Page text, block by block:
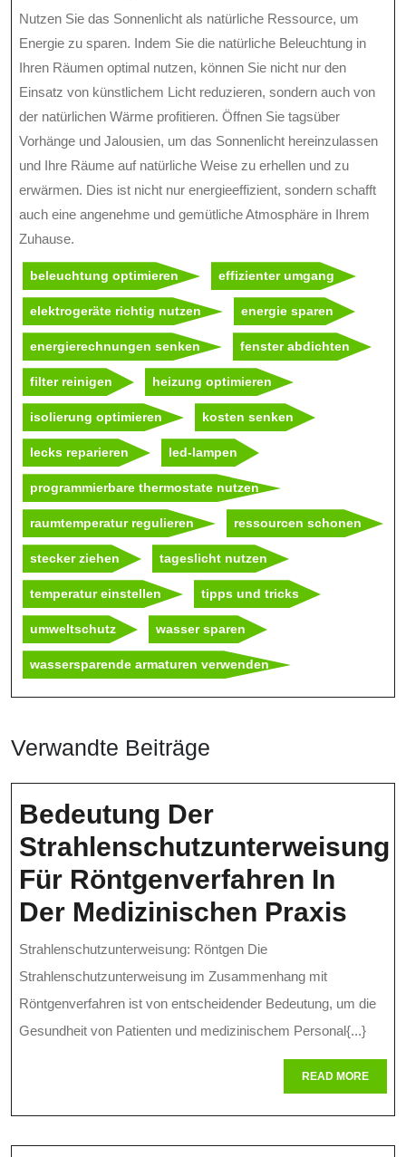
Nutzen Sie das Sonnenlicht als natürliche Ressource, um
Energie zu sparen. Indem Sie die natürliche Beleuchtung in
Ihren Räumen optimal nutzen, können Sie nicht nur den
Einsatz von künstlichem Licht reduzieren, sondern auch von
der natürlichen Wärme profitieren. Öffnen Sie tagsüber
Vorhänge und Jalousien, um das Sonnenlicht hereinzulassen
und Ihre Räume auf natürliche Weise zu erhellen und zu
erwärmen. Dies ist nicht nur energieeffizient, sondern schafft
auch eine angenehme und gemütliche Atmosphäre in Ihrem
Zuhause.
beleuchtung optimieren effizienter umgang
elektrogeräte richtig nutzen energie sparen
energierechnungen senken fenster abdichten
filter reinigen heizung optimieren
isolierung optimieren kosten senken
lecks reparieren led-lampen
programmierbare thermostate nutzen
raumtemperatur regulieren ressourcen schonen
stecker ziehen tageslicht nutzen
temperatur einstellen tipps und tricks
umweltschutz wasser sparen
wassersparende armaturen verwenden
Verwandte Beiträge
Bedeutung Der
Strahlenschutzunterweisung
Für Röntgenverfahren In
Der Medizinischen Praxis
Für
In
Strahlenschutzunterweisung: Röntgen Die
Strahlenschutzunterweisung im Zusammenhang mit
Röntgenverfahren ist von entscheidender Bedeutung, um die
Gesundheit von Patienten und medizinischem Personal{...}
READ MOREREAD
MORE